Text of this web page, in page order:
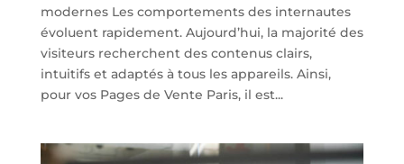
modernes Les comportements des internautes
évoluent rapidement. Aujourd’hui, la majorité des
visiteurs recherchent des contenus clairs,
intuitifs et adaptés à tous les appareils. Ainsi,
pour vos Pages de Vente Paris, il est...